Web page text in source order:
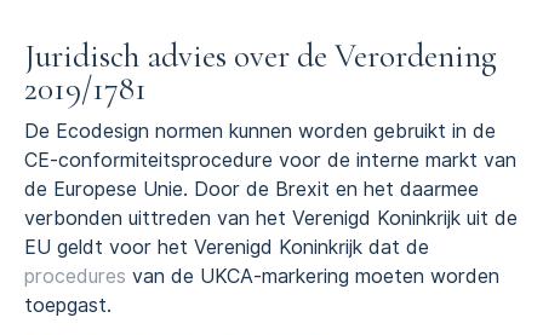
Juridisch advies over de Verordening
2019/1781
De Ecodesign normen kunnen worden gebruikt in de
CE-conformiteitsprocedure voor de interne markt van
de Europese Unie. Door de Brexit en het daarmee
verbonden uittreden van het Verenigd Koninkrijk uit de
EU geldt voor het Verenigd Koninkrijk dat de
procedures van de UKCA-markering moeten worden
toepgast.